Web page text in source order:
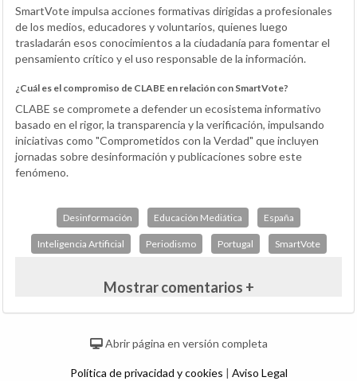
SmartVote impulsa acciones formativas dirigidas a profesionales
de los medios, educadores y voluntarios, quienes luego
trasladarán esos conocimientos a la ciudadanía para fomentar el
pensamiento crítico y el uso responsable de la información.
¿Cuál es el compromiso de CLABE en relación con SmartVote?
CLABE se compromete a defender un ecosistema informativo
basado en el rigor, la transparencia y la verificación, impulsando
iniciativas como "Comprometidos con la Verdad" que incluyen
jornadas sobre desinformación y publicaciones sobre este
fenómeno.
Desinformación Educación Mediática España
Inteligencia Artificial Periodismo Portugal SmartVote
Mostrar comentarios +
Abrir página en versión completa
Política de privacidad y cookies | Aviso Legal